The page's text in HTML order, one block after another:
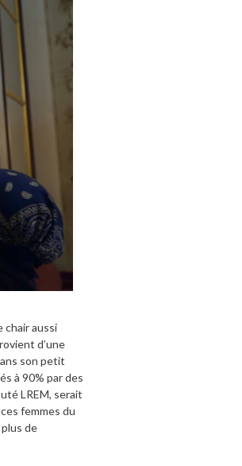
chair aussi
d’une
son petit
à 90% par des
LREM, serait
femmes du
de